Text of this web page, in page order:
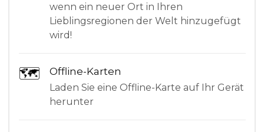
wenn ein neuer Ort in Ihren
Lieblingsregionen der Welt hinzugefügt
wird!
🗺 Offline-Karten
Laden Sie eine Offline-Karte auf Ihr Gerät
herunter